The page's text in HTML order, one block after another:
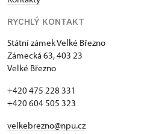
RYCHLÝ KONTAKT
Státní zámek Velké Březno
Zámecká 63, 403 23
Velké Březno
+420 475 228 331
+420 604 505 323
velkebrezno@npu.cz